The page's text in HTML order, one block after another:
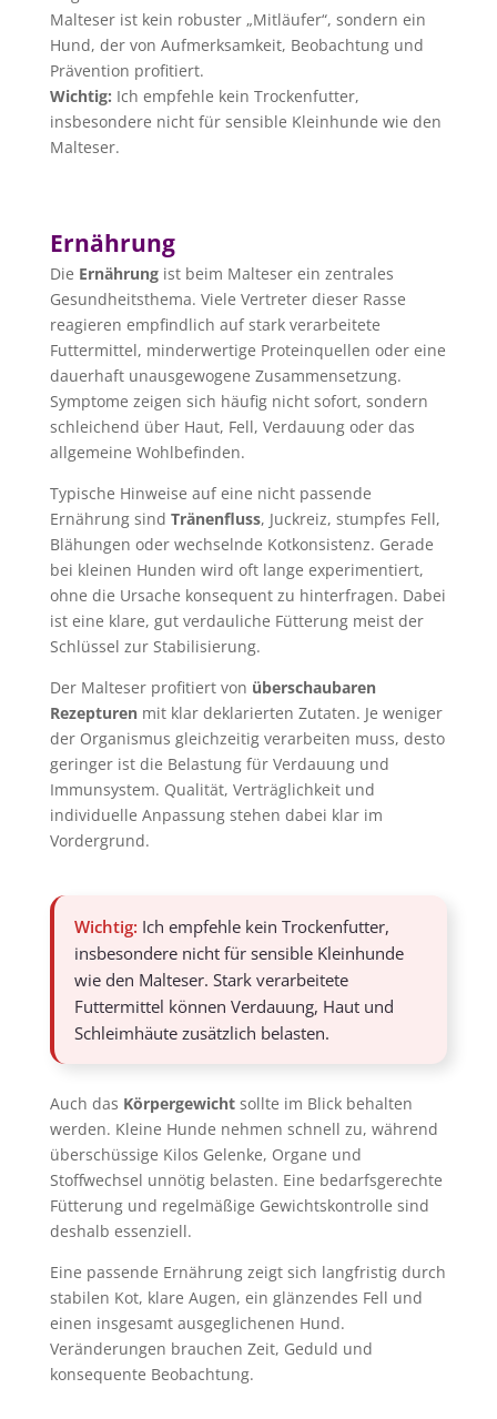
Malteser ist kein robuster „Mitläufer“, sondern ein
Hund, der von Aufmerksamkeit, Beobachtung und
Prävention profitiert.
Wichtig: Ich empfehle kein Trockenfutter,
insbesondere nicht für sensible Kleinhunde wie den
Malteser.
Ernährung
Die Ernährungist beim Malteser ein zentrales
Gesundheitsthema. Viele Vertreter dieser Rasse
reagieren empfindlich auf stark verarbeitete
Futtermittel, minderwertige Proteinquellen oder eine
dauerhaft unausgewogene Zusammensetzung.
Symptome zeigen sich häufig nicht sofort, sondern
schleichend über Haut, Fell, Verdauung oder das
allgemeine Wohlbefinden.
Typische Hinweise auf eine nicht passende
Ernährung sind Tränenfluss, Juckreiz, stumpfes Fell,
Blähungen oder wechselnde Kotkonsistenz. Gerade
bei kleinen Hunden wird oft lange experimentiert,
ohne die Ursache konsequent zu hinterfragen. Dabei
ist eine klare, gut verdauliche Fütterung meist der
Schlüssel zur Stabilisierung.
Der Malteser profitiert von überschaubaren
Rezepturenmit klar deklarierten Zutaten. Je weniger
der Organismus gleichzeitig verarbeiten muss, desto
geringer ist die Belastung für Verdauung und
Immunsystem. Qualität, Verträglichkeit und
individuelle Anpassung stehen dabei klar im
Vordergrund.
Wichtig: Ich empfehle kein Trockenfutter,
insbesondere nicht für sensible Kleinhunde
wie den Malteser. Stark verarbeitete
Futtermittel können Verdauung, Haut und
Schleimhäute zusätzlich belasten.
Auch das Körpergewichtsollte im Blick behalten
werden. Kleine Hunde nehmen schnell zu, während
überschüssige Kilos Gelenke, Organe und
Stoffwechsel unnötig belasten. Eine bedarfsgerechte
Fütterung und regelmäßige Gewichtskontrolle sind
deshalb essenziell.
Eine passende Ernährung zeigt sich langfristig durch
stabilen Kot, klare Augen, ein glänzendes Fell und
einen insgesamt ausgeglichenen Hund.
Veränderungen brauchen Zeit, Geduld und
konsequente Beobachtung.